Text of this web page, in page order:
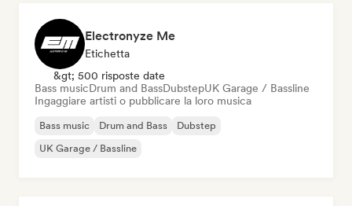
Electronyze Me
Etichetta
&gt; 500 risposte date
Bass musicDrum and BassDubstepUK Garage / Bassline
Ingaggiare artisti o pubblicare la loro musica
Bass music Drum and Bass
Dubstep
UK Garage / Bassline